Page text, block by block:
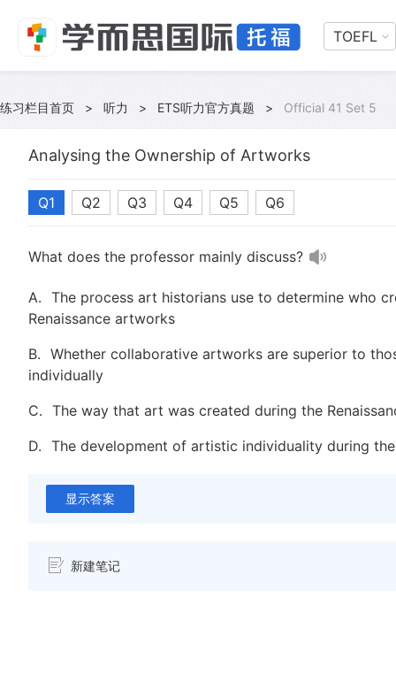
TOEFL
练习栏目首页 > 听力 > ETS听力官方真题 > Official 41 Set 5
Analysing the Ownership of Artworks
Q1 Q2 Q3 Q4 Q5 Q6
What does the professor mainly discuss?
A. The process art historians use to determine who
Renaissance artworks
B. Whether collaborative artworks are superior to
individually
C. The way that art was created during the
D. The development of artistic individuality during the
显示答案
新建笔记